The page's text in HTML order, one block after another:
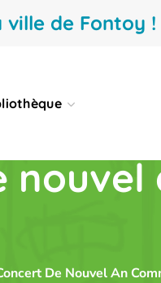
ville de Fontoy !
De Nouvel An